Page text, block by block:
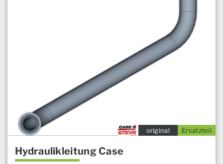
Ersatzteil
original
Hydraulikleitung Case